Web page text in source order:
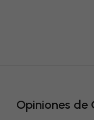
Opiniones de